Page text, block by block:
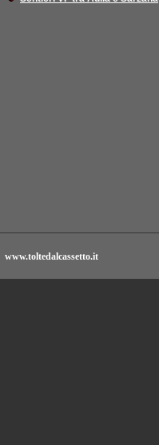
www.toltedalcassetto.it